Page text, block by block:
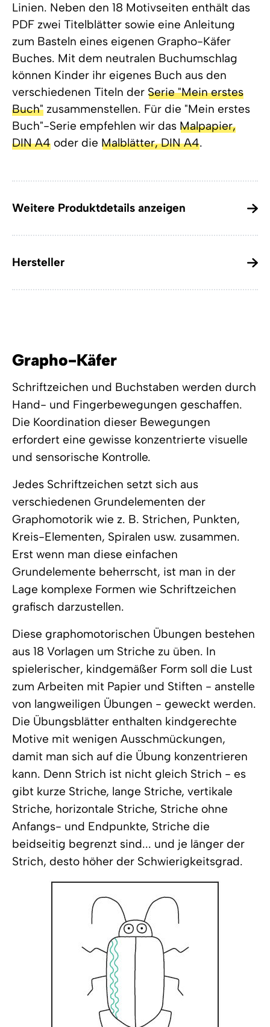
Linien. Neben den 18 Motivseiten enthält das
PDF zwei Titelblätter sowie eine Anleitung
zum Basteln eines eigenen Grapho-Käfer
Buches. Mit dem neutralen Buchumschlag
können Kinder ihr eigenes Buch aus den
verschiedenen Titeln der Serie "Mein erstes
Buch" zusammenstellen. Für die "Mein erstes
Buch"-Serie empfehlen wir das Malpapier,
DIN A4 oder die Malblätter, DIN A4.
Weitere Produktdetails anzeigen
Hersteller
Grapho-Käfer
Schriftzeichen und Buchstaben werden durch
Hand- und Fingerbewegungen geschaffen.
Die Koordination dieser Bewegungen
erfordert eine gewisse konzentrierte visuelle
und sensorische Kontrolle.
Jedes Schriftzeichen setzt sich aus
verschiedenen Grundelementen der
Graphomotorik wie z. B. Strichen, Punkten,
Kreis-Elementen, Spiralen usw. zusammen.
Erst wenn man diese einfachen
Grundelemente beherrscht, ist man in der
Lage komplexe Formen wie Schriftzeichen
grafisch darzustellen.
Diese graphomotorischen Übungen bestehen
aus 18 Vorlagen um Striche zu üben. In
spielerischer, kindgemäßer Form soll die Lust
zum Arbeiten mit Papier und Stiften - anstelle
von langweiligen Übungen - geweckt werden.
Die Übungsblätter enthalten kindgerechte
Motive mit wenigen Ausschmückungen,
damit man sich auf die Übung konzentrieren
kann. Denn Strich ist nicht gleich Strich - es
gibt kurze Striche, lange Striche, vertikale
Striche, horizontale Striche, Striche ohne
Anfangs- und Endpunkte, Striche die
beidseitig begrenzt sind... und je länger der
Strich, desto höher der Schwierigkeitsgrad.